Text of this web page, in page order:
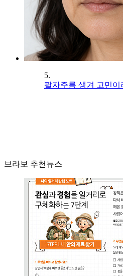
5.
팔자주름 생겨 고민이
브라보 추천뉴스